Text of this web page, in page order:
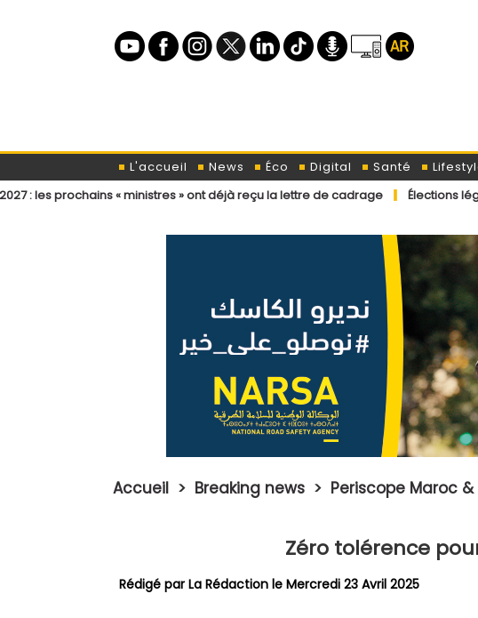
L'accueil News Éco Digital Santé
« ministres » ont déjà reçu la lettre de cadrage
Élections législatives 2026
Accueil > Breaking news > Periscope Maroc
Zéro tolérence
Rédigé par La Rédaction le Mercredi 23 Avril 2025